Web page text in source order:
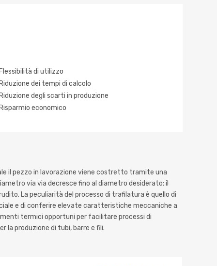
di utilizzo
dei tempi di calcolo
degli scarti in produzione
economico
il pezzo in lavorazione viene costretto tramite una
via via decresce fino al diametro desiderato; il
La peculiarità del processo di trafilatura è quello di
e di conferire elevate caratteristiche meccaniche a
termici opportuni per facilitare processi di
la produzione di tubi, barre e fili.